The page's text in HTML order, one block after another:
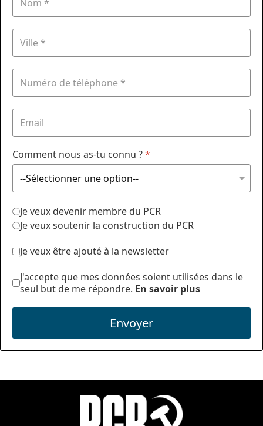
Comment nous as-tu connu ?*
Je veux devenir membre du PCR
Je veux soutenir la construction du PCR
Je veux être ajouté à la newsletter
J'accepte que mes données soient utilisées dans le
seul but de me répondre. En savoir plus
Envoyer